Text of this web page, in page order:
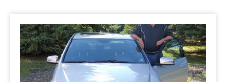
DRUMMONDVILLE
COWANSVILLE